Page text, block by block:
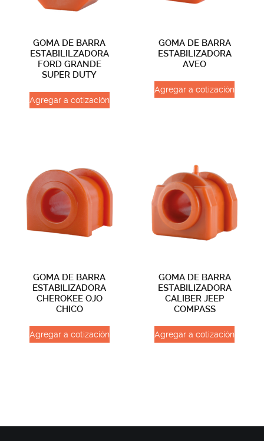
GOMA DE BARRA
ESTABILILZADORA
FORD GRANDE
SUPER DUTY
Agregar a cotización
GOMA DE BARRA
ESTABILIZADORA
AVEO
Agregar a cotización
GOMA DE BARRA
ESTABILIZADORA
CHEROKEE OJO
CHICO
Agregar a cotización
GOMA DE BARRA
ESTABILIZADORA
CALIBER JEEP
COMPASS
Agregar a cotización